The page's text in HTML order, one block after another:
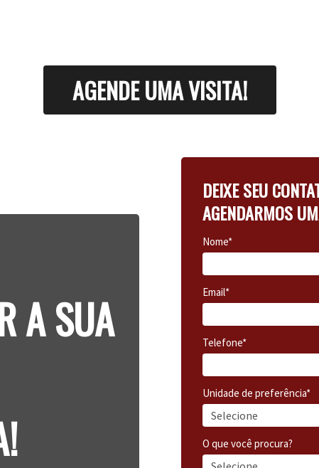
AGENDE UMA VISITA!
A SUA
DEIXE SEU
AGENDARMOS
Nome*
Email*
Telefone*
Unidade de preferência*
O que você procura?